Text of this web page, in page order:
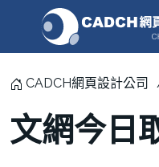
CADCH網頁設計公司
文網今日